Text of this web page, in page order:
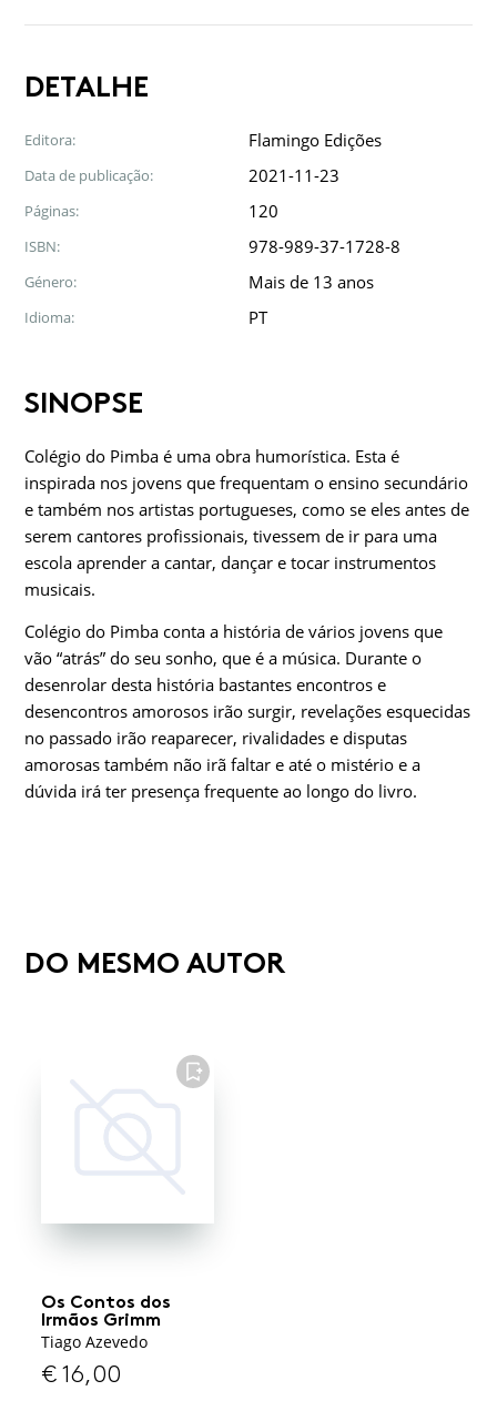
DETALHE
Editora: Flamingo Edições
Data de publicação: 2021-11-23
Páginas: 120
ISBN: 978-989-37-1728-8
Género: Mais de 13 anos
Idioma: PT
SINOPSE
Colégio do Pimba é uma obra humorística. Esta é
inspirada nos jovens que frequentam o ensino secundário
e também nos artistas portugueses, como se eles antes de
serem cantores profissionais, tivessem de ir para uma
escola aprender a cantar, dançar e tocar instrumentos
musicais.
Colégio do Pimba conta a história de vários jovens que
vão “atrás” do seu sonho, que é a música. Durante o
desenrolar desta história bastantes encontros e
desencontros amorosos irão surgir, revelações esquecidas
no passado irão reaparecer, rivalidades e disputas
amorosas também não irã faltar e até o mistério e a
dúvida irá ter presença frequente ao longo do livro.
DO MESMO AUTOR
FAVORITO
Os Contos dos
Irmãos Grimm
Tiago Azevedo
€16,00